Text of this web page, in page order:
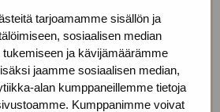
tarjoamamme sisällön ja
sosiaalisen median
ja kävijämäärämme
jaamme sosiaalisen median,
alan kumppaneillemme tietoja
Kumppanimme voivat
Sexual Counsellor